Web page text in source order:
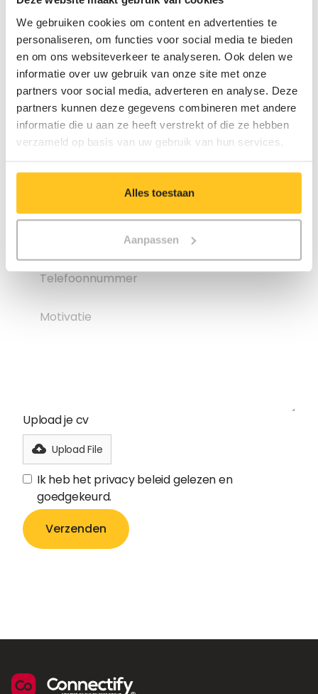
We gebruiken cookies om content en advertenties te
personaliseren, om functies voor social media te bieden
en om ons websiteverkeer te analyseren. Ook delen we
informatie over uw gebruik van onze site met onze
partners voor social media, adverteren en analyse. Deze
partners kunnen deze gegevens combineren met andere
informatie die u aan ze heeft verstrekt of die ze hebben
verzameld op basis van uw gebruik van hun services.
Alles toestaan
Aanpassen
Upload je cv
Upload File
Ik heb het privacy beleid gelezen en
goedgekeurd.